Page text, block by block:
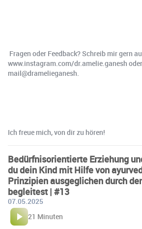
Fragen oder Feedback? Schreib mir gern
www.instagram.com/dr.amelie.ganesh
mail@dramelieganesh.
Ich freue mich, von dir zu hören!
Bedürfnisorientierte Erziehung
du dein Kind mit Hilfe von
Prinzipien ausgeglichen durch
begleitest | #13
07.05.2025
21 Minuten